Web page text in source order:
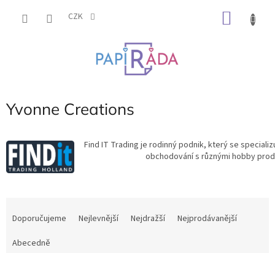
CZK
Yvonne Creations
Find IT Trading je rodinný podnik, který se
obchodování s různými hobby
aDoporučujeme Nejlevnější Nejdražší
Nejprodávanější
Abecedně